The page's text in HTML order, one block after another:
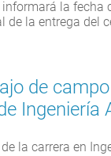
la fecha
de la entrega del
de
Ingeniería
la carrera en